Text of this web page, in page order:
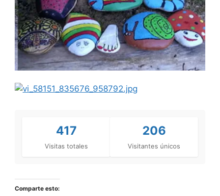
417
Visitas totales
206
Visitantes únicos
Comparte esto: